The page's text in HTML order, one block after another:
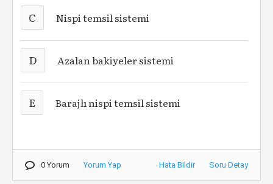
C Nispi temsil sistemi
D Azalan bakiyeler sistemi
E Barajlı nispi temsil sistemi
0 Yorum Yorum Yap Hata Bildir Soru Detay